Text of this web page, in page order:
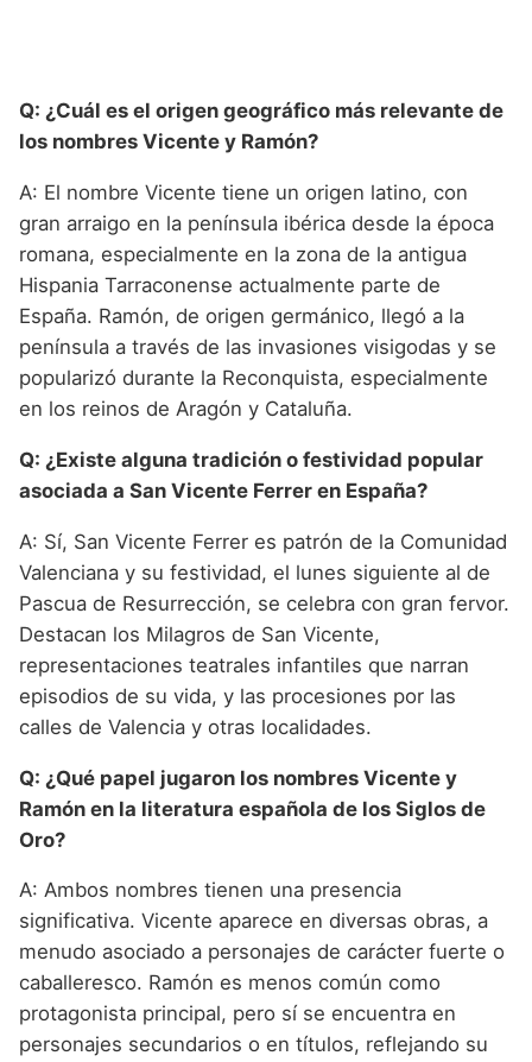
Q: ¿Cuál es el origen geográfico más relevante de
los nombres Vicente y Ramón?
A: El nombre Vicente tiene un origen latino, con
gran arraigo en la península ibérica desde la época
romana, especialmente en la zona de la antigua
Hispania Tarraconense actualmente parte de
España. Ramón, de origen germánico, llegó a la
península a través de las invasiones visigodas y se
popularizó durante la Reconquista, especialmente
en los reinos de Aragón y Cataluña.
Q: ¿Existe alguna tradición o festividad popular
asociada a San Vicente Ferrer en España?
A: Sí, San Vicente Ferrer es patrón de la Comunidad
Valenciana y su festividad, el lunes siguiente al de
Pascua de Resurrección, se celebra con gran fervor.
Destacan los Milagros de San Vicente,
representaciones teatrales infantiles que narran
episodios de su vida, y las procesiones por las
calles de Valencia y otras localidades.
Q: ¿Qué papel jugaron los nombres Vicente y
Ramón en la literatura española de los Siglos de
Oro?
A: Ambos nombres tienen una presencia
significativa. Vicente aparece en diversas obras, a
menudo asociado a personajes de carácter fuerte o
caballeresco. Ramón es menos común como
protagonista principal, pero sí se encuentra en
personajes secundarios o en títulos, reflejando su